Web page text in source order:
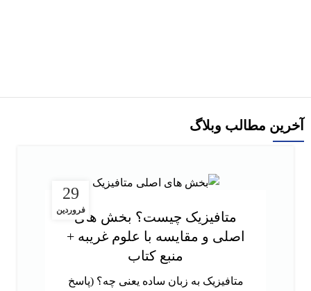
آخرین مطالب وبلاگ
29
فروردینمتافیزیک چیست؟ بخش های
اصلی و مقایسه با علوم غریبه +
منبع کتاب
متافیزیک به زبان ساده یعنی چه؟ (پاسخ